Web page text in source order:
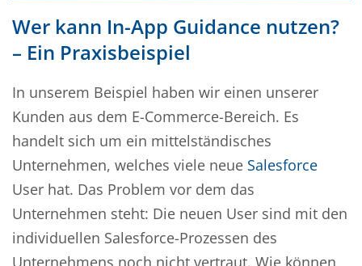
Wer kann In-App Guidance nutzen?
– Ein Praxisbeispiel
In unserem Beispiel haben wir einen unserer
Kunden aus dem E-Commerce-Bereich. Es
handelt sich um ein mittelständisches
Unternehmen, welches viele neue Salesforce
User hat. Das Problem vor dem das
Unternehmen steht: Die neuen User sind mit den
individuellen Salesforce-Prozessen des
Unternehmens noch nicht vertraut. Wie können